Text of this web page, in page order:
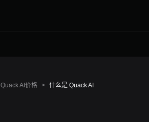
Quack AI价格 > 什么是 Quack AI